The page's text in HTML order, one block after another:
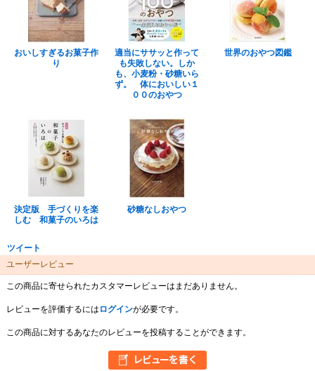
おいしすぎるお菓子作
り
適当にササッと作って
も失敗しない。しか
も、小麦粉・砂糖いら
ず。 体においしい１
００のおやつ
世界のおやつ図鑑
決定版 手づくりを楽
しむ 和菓子のいろは
砂糖なしおやつ
ツイート
ユーザーレビュー
この商品に寄せられたカスタマーレビューはまだありません。
レビューを評価するには ログインが必要です。
この商品に対するあなたのレビューを投稿することができます。